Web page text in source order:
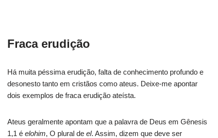
Fraca erudição
Há muita péssima erudição, falta de conhecimento profundo e
desonesto tanto em cristãos como ateus. Deixe-me apontar
dois exemplos de fraca erudição ateísta.
Ateus geralmente apontam que a palavra de Deus em Gênesis
1,1 é elohim, O plural de el. Assim, dizem que deve ser